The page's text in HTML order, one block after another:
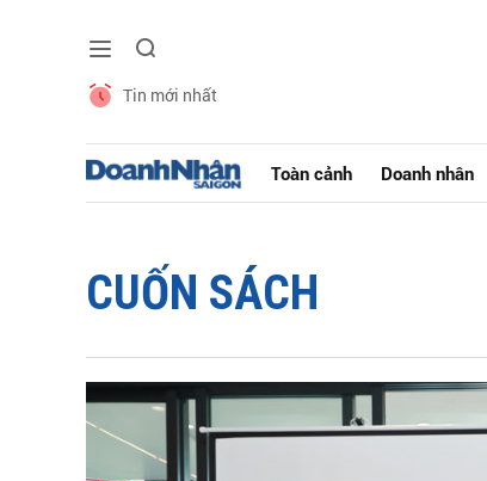
Tin mới nhất
Toàn cảnh Doanh nhân
CUỐN SÁCH